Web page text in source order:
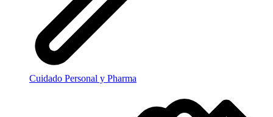
Cuidado Personal y Pharma